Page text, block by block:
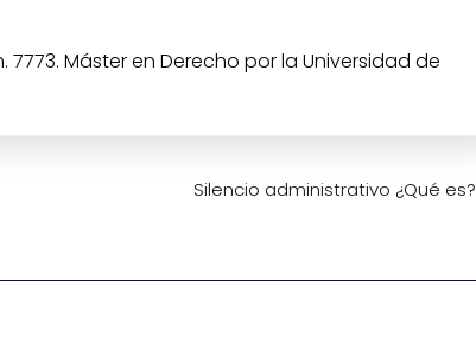
Máster en Derecho por la Universidad de
Silencio administrativo ¿Qué es?